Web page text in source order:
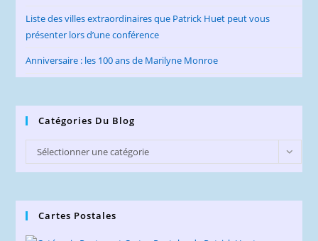
Liste des villes extraordinaires que Patrick Huet peut vous
présenter lors d’une conférence
Anniversaire : les 100 ans de Marilyne Monroe
Catégories Du Blog
Catégories
du
Sélectionner une catégorie
Cartes Postales